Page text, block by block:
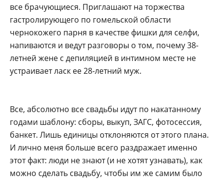
все брачующиеся. Приглашают на торжества
гастролирующего по гомельской области
чернокожего парня в качестве фишки для селфи,
напиваются и ведут разговоры о том, почему 38-
летней жене с депиляцией в интимном месте не
устраивает ласк ее 28-летний муж.
Все, абсолютно все свадьбы идут по накатанному
годами шаблону: сборы, выкуп, ЗАГС, фотосессия,
банкет. Лишь единицы отклоняются от этого плана.
И лично меня больше всего раздражает именно
этот факт: люди не знают (и не хотят узнавать), как
можно сделать свадьбу, чтобы им же самим было